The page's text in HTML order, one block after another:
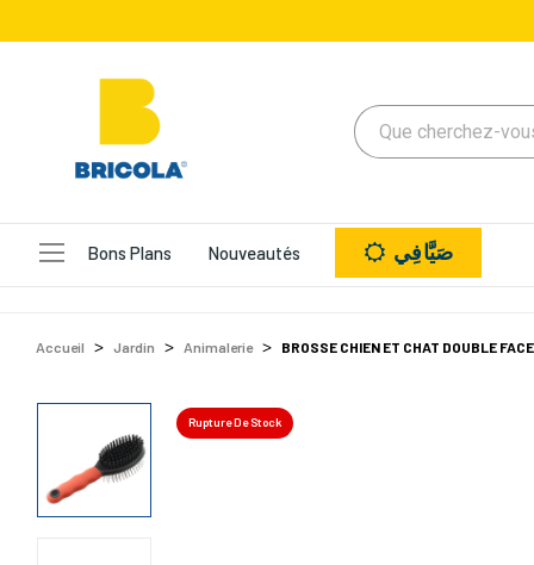
Bons Plans Nouveautés صَيَّافِي
Accueil Jardin Animalerie BROSSE CHIEN ET CHAT DOUBLE
Rupture De Stock